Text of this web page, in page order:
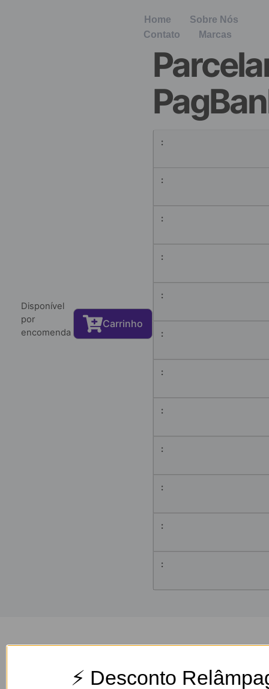
Home
Sobre Nós
Contato
Marcas
Disponível
por
encomenda
Carrinho
⚡ Desconto